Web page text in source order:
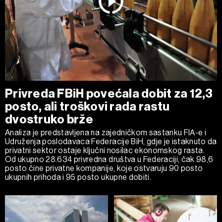
Privreda FBiH povećala dobit za 12,3
posto, ali troškovi rada rastu
dvostruko brže
Analiza je predstavljena na zajedničkom sastanku FIA-e i
Udruženja poslodavaca Federacije BiH, gdje je istaknuto da
privatni sektor ostaje ključni nosilac ekonomskog rasta.
Od ukupno 28.634 privredna društva u Federaciji, čak 98,6
posto čine privatne kompanije, koje ostvaruju 90 posto
ukupnih prihoda i 95 posto ukupne dobiti.